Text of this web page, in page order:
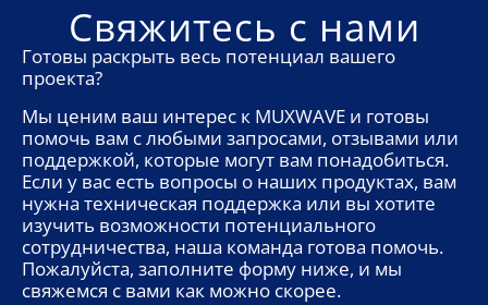
Свяжитесь с нами
Готовы раскрыть весь потенциал вашего
проекта?
Мы ценим ваш интерес к MUXWAVE и готовы
помочь вам с любыми запросами, отзывами или
поддержкой, которые могут вам понадобиться.
Если у вас есть вопросы о наших продуктах, вам
нужна техническая поддержка или вы хотите
изучить возможности потенциального
сотрудничества, наша команда готова помочь.
Пожалуйста, заполните форму ниже, и мы
свяжемся с вами как можно скорее.